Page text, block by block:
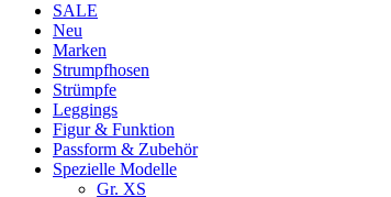
SALE
Neu
Marken
Strumpfhosen
Strümpfe
Leggings
Figur & Funktion
Passform & Zubehör
Spezielle Modelle
Gr. XS